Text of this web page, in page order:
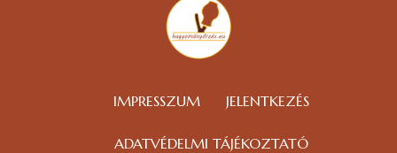
IMPRESSZUM JELENTKEZÉS
ADATVÉDELMI TÁJÉKOZTATÓ